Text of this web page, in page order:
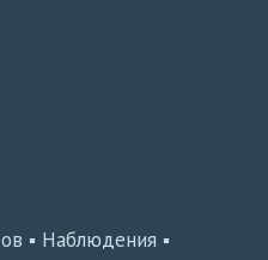
▪ Наблюдения ▪